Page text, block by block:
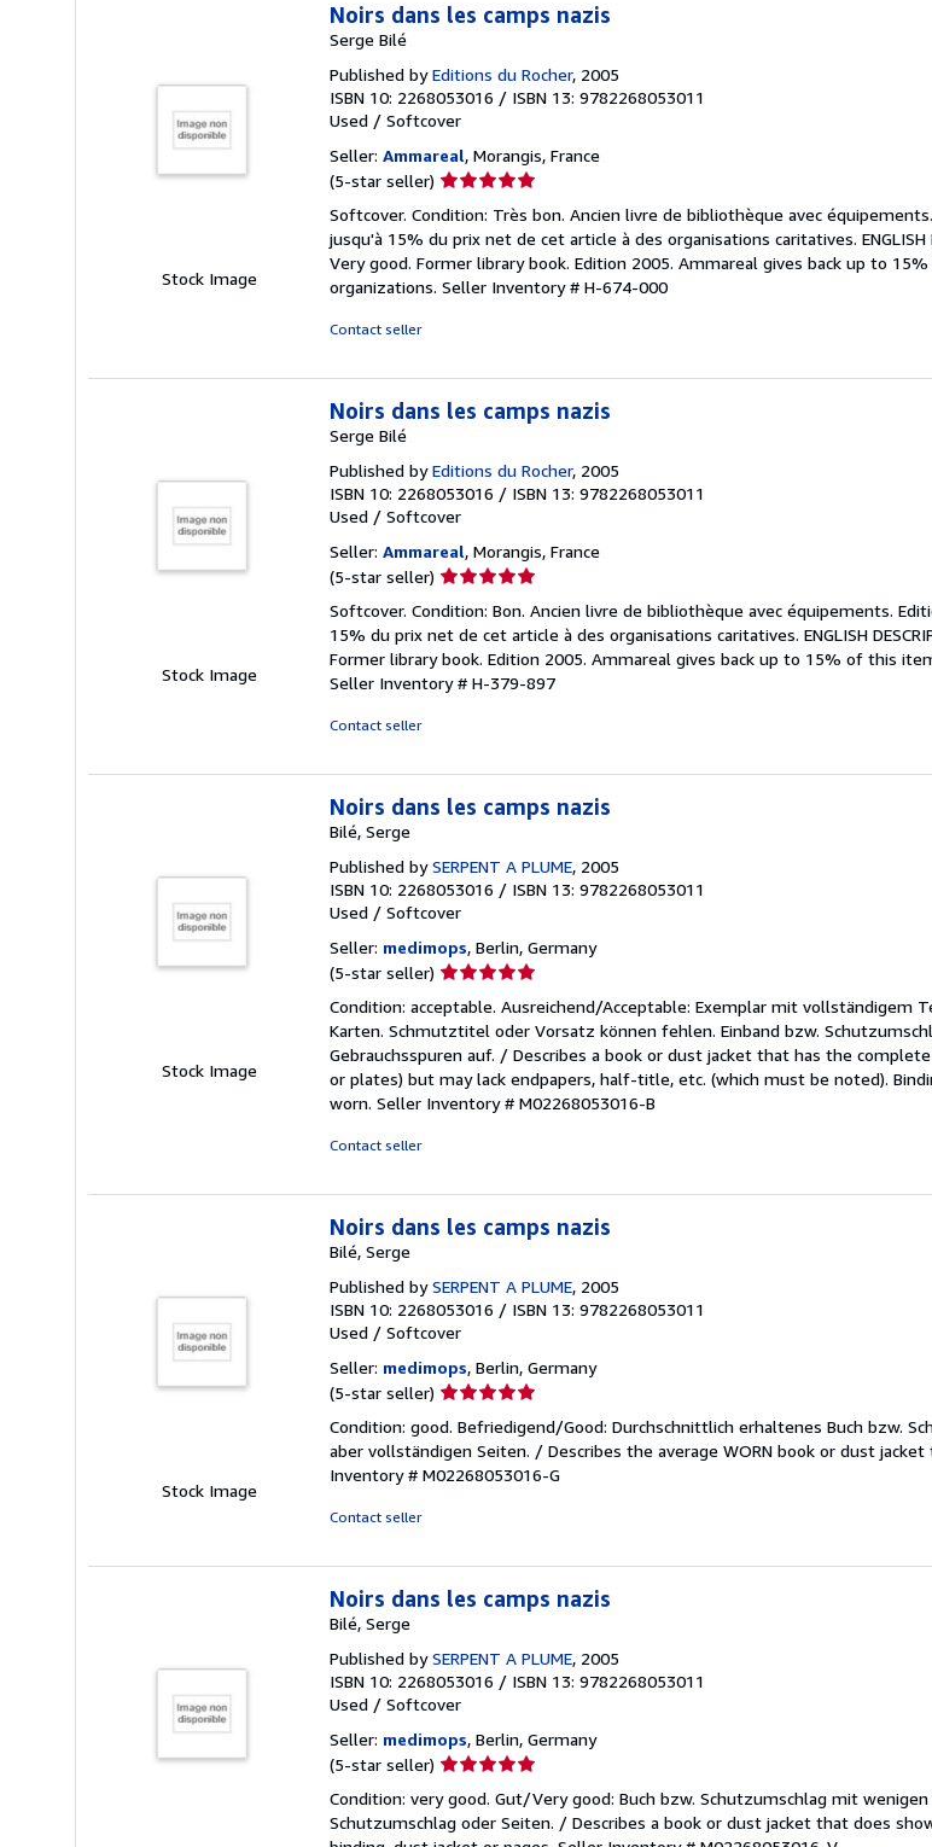
Stock Image
Noirs dans les camps nazis
Serge Bilé
Published byEditions du Rocher, 2005
ISBN 10: 2268053016 / ISBN 13: 9782268053011
Used / Softcover
Seller: Ammareal, Morangis, France
(5-star seller) Seller
5
out
of
5
Softcover. Condition: Très bon. Ancien livre de bibliothèque avec
jusqu'à 15% du prix net de cet article à des organisations caritatives. ENGLISH
Very good. Former library book. Edition 2005. Ammareal gives back up to
organizations. Seller Inventory # H-674-000
Contact seller
Stock Image
Noirs dans les camps nazis
Serge Bilé
Published byEditions du Rocher, 2005
ISBN 10: 2268053016 / ISBN 13: 9782268053011
Used / Softcover
Seller: Ammareal, Morangis, France
(5-star seller) Seller
5
out
of
5
Softcover. Condition: Bon. Ancien livre de bibliothèque avec équipements.
15% du prix net de cet article à des organisations caritatives. ENGLISH
Former library book. Edition 2005. Ammareal gives back up to 15% of this
Seller Inventory # H-379-897
Contact seller
Stock Image
Noirs dans les camps nazis
Bilé, Serge
Published bySERPENT A PLUME, 2005
ISBN 10: 2268053016 / ISBN 13: 9782268053011
Used / Softcover
Seller: medimops, Berlin, Germany
(5-star seller) Seller
5
out
of
5
stars
Condition: acceptable. Ausreichend/Acceptable: Exemplar mit vollständigem
Karten. Schmutztitel oder Vorsatz können fehlen. Einband bzw.
Gebrauchsspuren auf. / Describes a book or dust jacket that has the
or plates) but may lack endpapers, half-title, etc. (which must be noted).
worn. Seller Inventory # M02268053016-B
Contact seller
Stock Image
Noirs dans les camps nazis
Bilé, Serge
Published bySERPENT A PLUME, 2005
ISBN 10: 2268053016 / ISBN 13: 9782268053011
Used / Softcover
Seller: medimops, Berlin, Germany
(5-star seller) Seller
5
out
of
Condition: good. Befriedigend/Good: Durchschnittlich erhaltenes Buch bzw.
aber vollständigen Seiten. / Describes the average WORN book or dust
Inventory # M02268053016-G
Contact seller
Noirs dans les camps nazis
Bilé, Serge
Published bySERPENT A PLUME, 2005
ISBN 10: 2268053016 / ISBN 13: 9782268053011
Used / Softcover
Seller: medimops, Berlin, Germany
(5-star seller) Seller
5
out
Condition: very good. Gut/Very good: Buch bzw. Schutzumschlag mit wenigen
Schutzumschlag oder Seiten. / Describes a book or dust jacket that does